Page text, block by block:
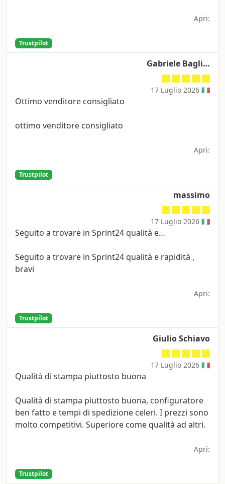
Apri:
Trustpilot
Gabriele Bagli…
17 Luglio 2026 🇮🇹
Ottimo venditore consigliato
ottimo venditore consigliato
Apri:
Trustpilot
massimo
17 Luglio 2026 🇮🇹
Seguito a trovare in Sprint24 qualità e…
Seguito a trovare in Sprint24 qualità e rapidità ,
bravi
Apri:
Trustpilot
Giulio Schiavo
17 Luglio 2026 🇮🇹
Qualità di stampa piuttosto buona
Qualità di stampa piuttosto buona, configuratore
ben fatto e tempi di spedizione celeri. I prezzi sono
molto competitivi. Superiore come qualità ad altri.
Apri:
Trustpilot